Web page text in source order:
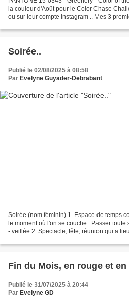
la couleur d'Août pour le Color Chase
ou sur leur compte Instagram .. Mes 3
Soirée..
Publié le 02/08/2025 à 08:58
Par Evelyne Guyader-Debrabant
Soirée (nom féminin) 1. Espace de temps
le moment où l'on se couche : Passer
- veillée 2. Spectacle, fête, réunion qui a
Fin du Mois, en rouge et en
Publié le 31/07/2025 à 20:44
Par Evelyne GD